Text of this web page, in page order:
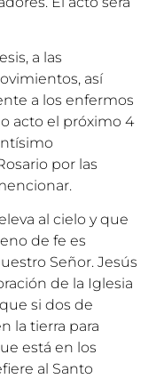
a las
así
a los enfermos
acto el próximo 4
por las
al cielo y que
de fe es
Señor. Jesús
de la Iglesia
si dos de
la tierra para
está en los
al Santo